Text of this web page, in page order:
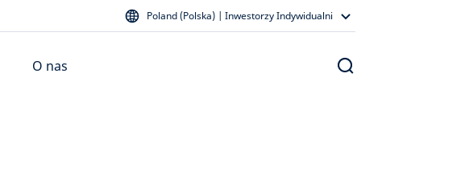
Poland (Polska) | Inwestorzy Indywidualni
O nas